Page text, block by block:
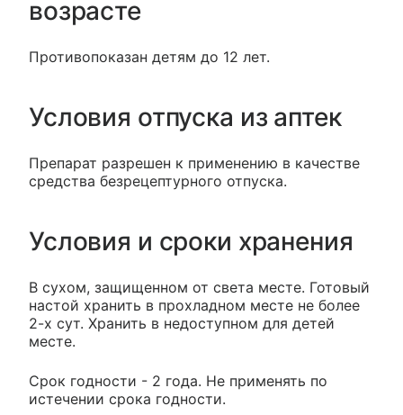
возрасте
Противопоказан детям до 12 лет.
Условия отпуска из аптек
Препарат разрешен к применению в качестве
средства безрецептурного отпуска.
Условия и сроки хранения
В сухом, защищенном от света месте. Готовый
настой хранить в прохладном месте не более
2-х сут. Хранить в недоступном для детей
месте.
Срок годности - 2 года. Не применять по
истечении срока годности.